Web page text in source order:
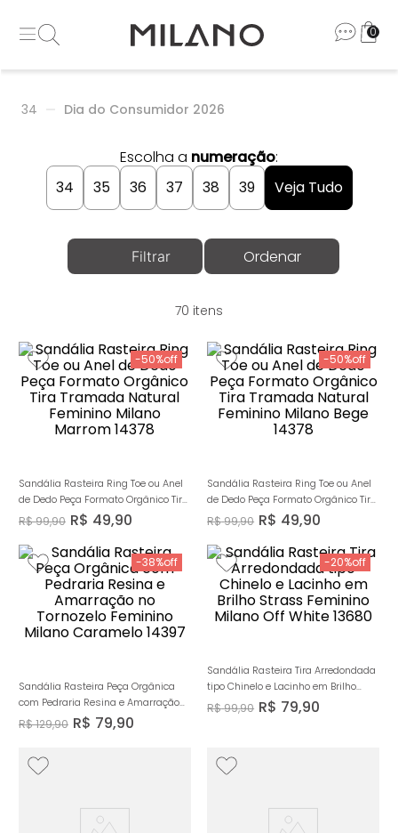
0
34 Dia do Consumidor 2026
Escolha a numeração:
34
35 36 37 38 39 Veja Tudo
70
-50%
Sandália Rasteira Ring Toe ou Anel
de Dedo Peça Formato Orgânico Tira
Tramada Natural Feminino Milano
Marrom 14378
R$99,90 R$ 49,90
-50%
Sandália Rasteira Ring Toe ou Anel
de Dedo Peça Formato Orgânico Tira
Tramada Natural Feminino Milano
Bege 14378
R$99,90 R$ 49,90
-38%
Sandália Rasteira Peça Orgânica
com Pedraria Resina e Amarração
no Tornozelo Feminino Milano
Caramelo 14397
R$129,90 R$ 79,90
-20%
Sandália Rasteira Tira Arredondada
tipo Chinelo e Lacinho em Brilho
Strass Feminino Milano Off White
R$99,90 R$ 79,90